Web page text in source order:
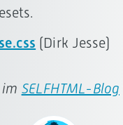
(Dirk Jesse)
SELFHTML-Blog